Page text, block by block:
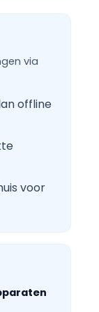
via
offline
voor